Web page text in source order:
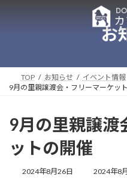
へ
ョ
お
TOP お知らせ
イベント情報
9月の里親譲渡会・フリーマーケッ
9月の里親譲渡
ットの開催
2024年8月26日
最
2024年8